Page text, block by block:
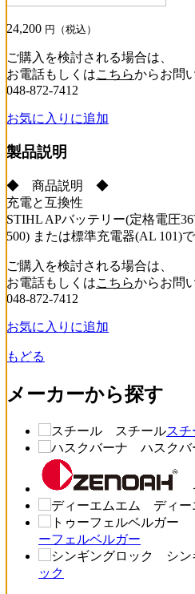
24,200 円（税込）
ご購入を検討される場合は、
お電話もしくはこちらからお問
048-872-7412
お気に入りに追加
製品説明
◆ 商品説明 ◆
充電と互換性
STIHL APバッテリー(定格電圧
500) または標準充電器(AL 101)
ご購入を検討される場合は、
お電話もしくはこちらからお問
048-872-7412
お気に入りに追加
もどる
メーカーから探す
スチールス
ハスクバ
ディー
ーフェルベルガー
シン
ック